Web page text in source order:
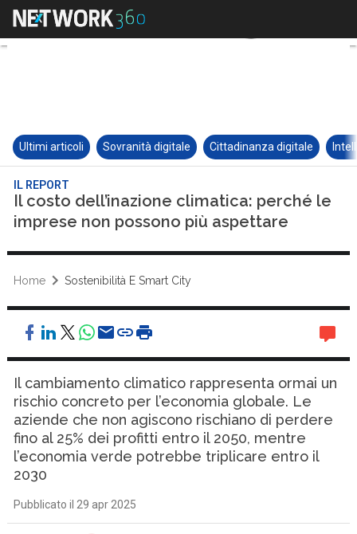
Ultimi articoli Sovranità digitale Cittadinanza digitale
IL REPORT
Il costo dell’inazione climatica: perché le
imprese non possono più aspettare
Home Sostenibilità E Smart City
Il cambiamento climatico rappresenta ormai un
rischio concreto per l’economia globale. Le
aziende che non agiscono rischiano di perdere
fino al 25% dei profitti entro il 2050, mentre
l’economia verde potrebbe triplicare entro il
2030
Pubblicato il 29 apr 2025